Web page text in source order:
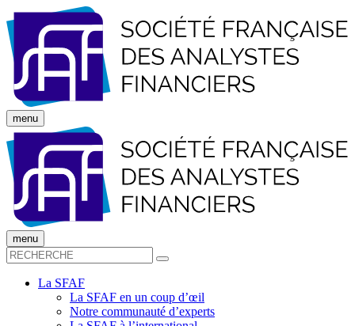
menu
menu
La SFAF
La SFAF en un coup d’œil
Notre communauté d’experts